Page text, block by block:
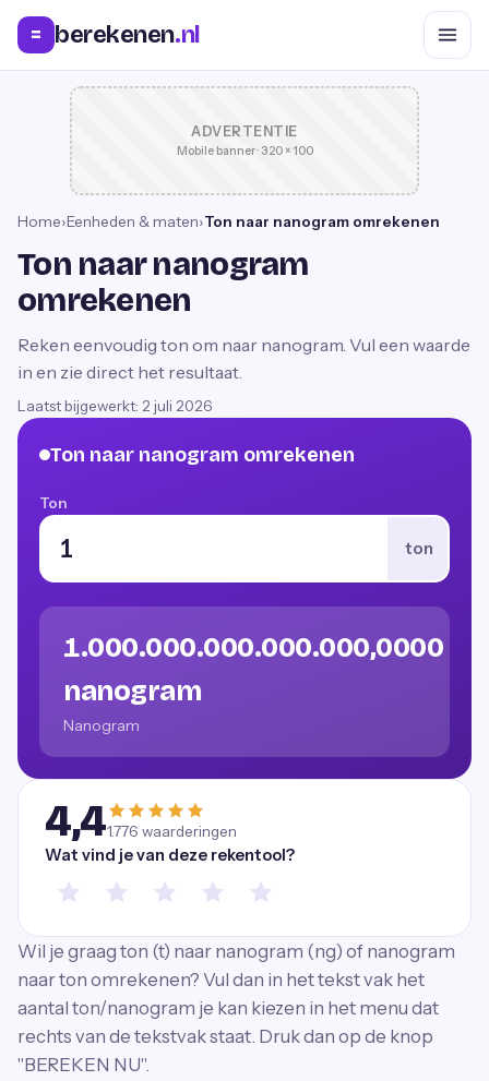
= berekenen.nl
ADVERTENTIE
Mobile banner · 320 × 100
Home›Eenheden & maten›Ton naar nanogram omrekenen
Ton naar nanogram
omrekenen
Reken eenvoudig ton om naar nanogram. Vul een waarde
in en zie direct het resultaat.
Laatst bijgewerkt: 2 juli 2026
Ton naar nanogram omrekenen
Ton
ton
1.000.000.000.000.000,0000
nanogram
Nanogram
4,41.776 waarderingen
Wat vind je van deze rekentool?
Wil je graag ton (t) naar nanogram (ng) of nanogram
naar ton omrekenen? Vul dan in het tekst vak het
aantal ton/nanogram je kan kiezen in het menu dat
rechts van de tekstvak staat. Druk dan op de knop
"BEREKEN NU".